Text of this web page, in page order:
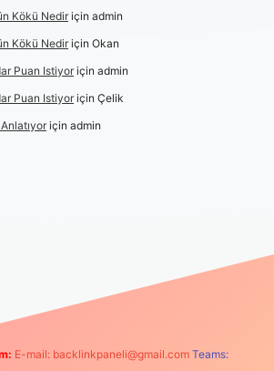
Kökü Nediriçin admin
Kökü Nediriçin Okan
Puan Istiyoriçin admin
Puan Istiyoriçin Çelik
için admin
E-mail: backlinkpaneli@gmail.com Teams: